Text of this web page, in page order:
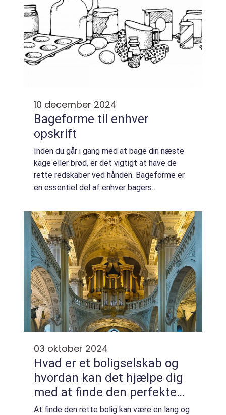
10 december 2024
Bageforme til enhver
opskrift
Inden du går i gang med at bage din næste
kage eller brød, er det vigtigt at have de
rette redskaber ved hånden. Bageforme er
en essentiel del af enhver bagers
forskellige form...
03 oktober 2024
Hvad er et boligselskab og
hvordan kan det hjælpe dig
med at finde den perfekte
bolig
At finde den rette bolig kan være en lang og